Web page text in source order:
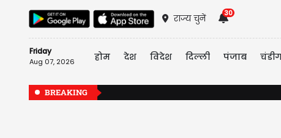
राज्य चुनें
30
Friday
Aug 07, 2026 होम देश विदेश दिल्ली पंजाब
BREAKING